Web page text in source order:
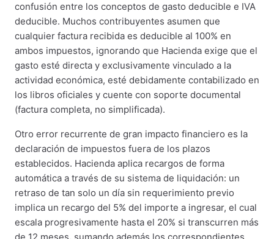
confusión entre los conceptos de gasto deducible e IVA
deducible. Muchos contribuyentes asumen que
cualquier factura recibida es deducible al 100% en
ambos impuestos, ignorando que Hacienda exige que el
gasto esté directa y exclusivamente vinculado a la
actividad económica, esté debidamente contabilizado en
los libros oficiales y cuente con soporte documental
(factura completa, no simplificada).
Otro error recurrente de gran impacto financiero es la
declaración de impuestos fuera de los plazos
establecidos. Hacienda aplica recargos de forma
automática a través de su sistema de liquidación: un
retraso de tan solo un día sin requerimiento previo
implica un recargo del 5% del importe a ingresar, el cual
escala progresivamente hasta el 20% si transcurren más